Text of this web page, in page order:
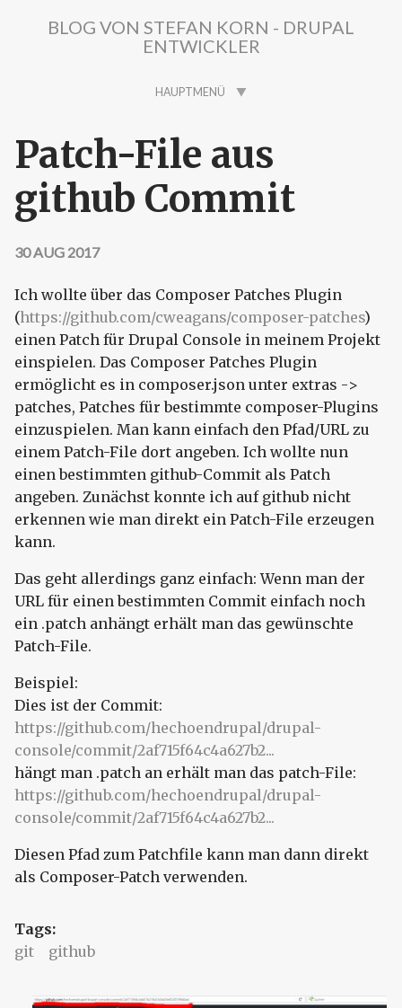
BLOG VON STEFAN KORN - DRUPAL
ENTWICKLER
HAUPTMENÜ
Patch-File aus
github Commit
30 AUG 2017
Ich wollte über das Composer Patches Plugin
(https://github.com/cweagans/composer-patches)
einen Patch für Drupal Console in meinem Projekt
einspielen. Das Composer Patches Plugin
ermöglicht es in composer.json unter extras ->
patches, Patches für bestimmte composer-Plugins
einzuspielen. Man kann einfach den Pfad/URL zu
einem Patch-File dort angeben. Ich wollte nun
einen bestimmten github-Commit als Patch
angeben. Zunächst konnte ich auf github nicht
erkennen wie man direkt ein Patch-File erzeugen
kann.
Das geht allerdings ganz einfach: Wenn man der
URL für einen bestimmten Commit einfach noch
ein .patch anhängt erhält man das gewünschte
Patch-File.
Beispiel:
Dies ist der Commit:
https://github.com/hechoendrupal/drupal-
console/commit/2af715f64c4a627b2...
hängt man .patch an erhält man das patch-File:
https://github.com/hechoendrupal/drupal-
console/commit/2af715f64c4a627b2...
Diesen Pfad zum Patchfile kann man dann direkt
als Composer-Patch verwenden.
Tags:
git
github